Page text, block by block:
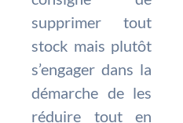
supprimer tout
stock mais plutôt
s’engager dans la
démarche de les
réduire tout en